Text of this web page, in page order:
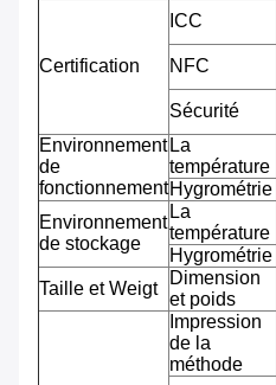
Certification
ICC
NFC
Sécurité
Environnement
de
fonctionnement
La
température
Hygrométrie
Environnement
de stockage
La
température
Hygrométrie
Taille et Weigt
Dimension
et poids
Impression
de la
méthode